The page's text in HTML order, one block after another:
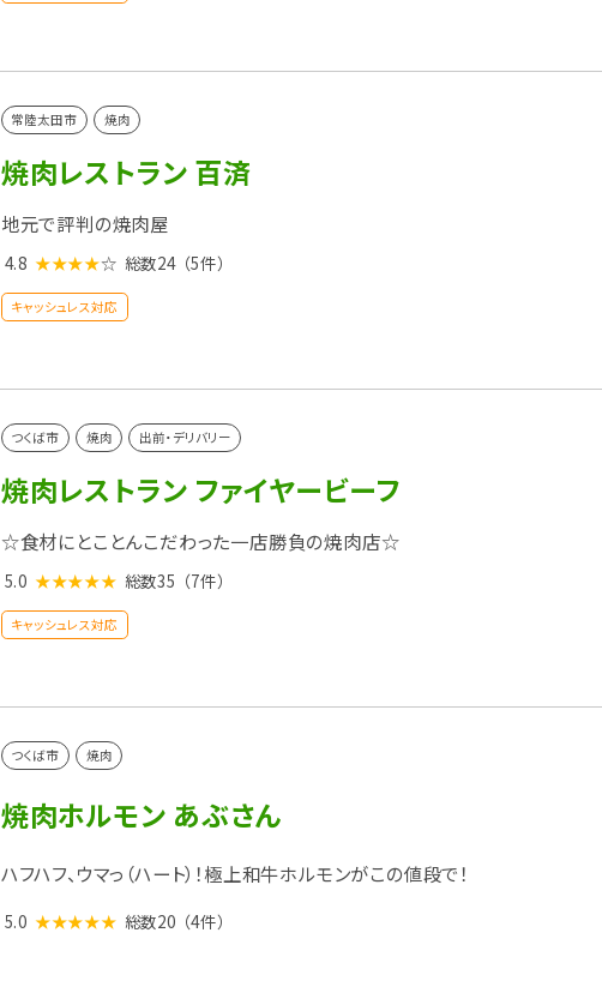
常陸太田市 焼肉
焼肉レストラン 百済
地元で評判の焼肉屋
4.8 ★★★★☆ 総数24 （5件）
キャッシュレス対応
つくば市 焼肉 出前・デリバリー
焼肉レストラン ファイヤービーフ
☆食材にとことんこだわった一店勝負の焼肉店☆
5.0 ★★★★★ 総数35 （7件）
キャッシュレス対応
つくば市 焼肉
焼肉ホルモン あぶさん
ハフハフ、ウマっ（ハート）！極上和牛ホルモンがこの値段で！
5.0 ★★★★★ 総数20 （4件）